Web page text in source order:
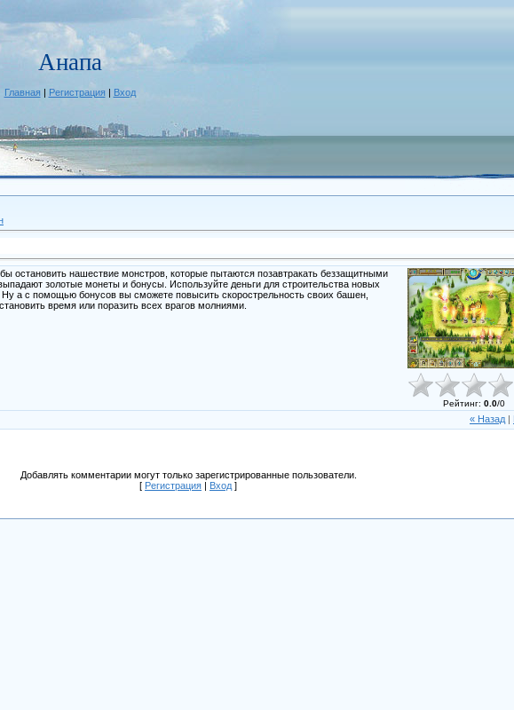
Анапа
Главная| Регистрация| Вход
остановить нашествие монстров, которые пытаются позавтракать беззащитными
золотые монеты и бонусы. Используйте деньги для строительства новых
а с помощью бонусов вы сможете повысить скорострельность своих башен,
время или поразить всех врагов молниями.
Рейтинг: 0.0/0
« Назад
Добавлять комментарии могут только зарегистрированные пользователи.
[ Регистрация Вход ]